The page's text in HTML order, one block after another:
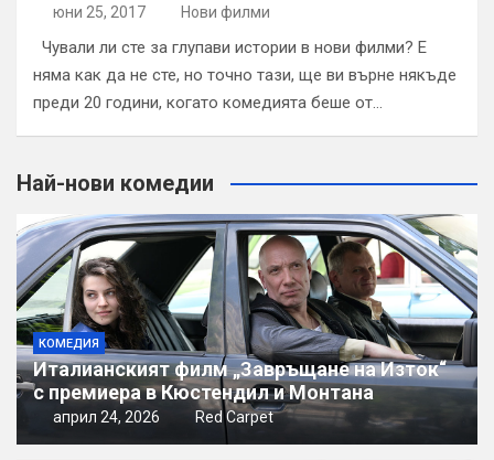
юни 25, 2017 Нови филми
Чували ли сте за глупави истории в нови филми? Е
няма как да не сте, но точно тази, ще ви върне някъде
преди 20 години, когато комедията беше от…
Най-нови комедии
КОМЕДИЯ
Италианският филм „Завръщане на Изток“
с премиера в Кюстендил и Монтана
април 24, 2026 Red Carpet